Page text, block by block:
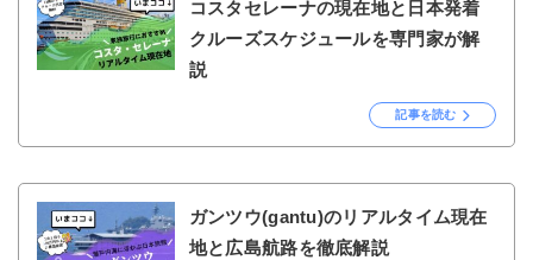
コスタセレーナの現在地と日本発着
クルーズスケジュールを専門家が解
説
記事を読む
ガンツウ(gantu)のリアルタイム現在
地と広島航路を徹底解説